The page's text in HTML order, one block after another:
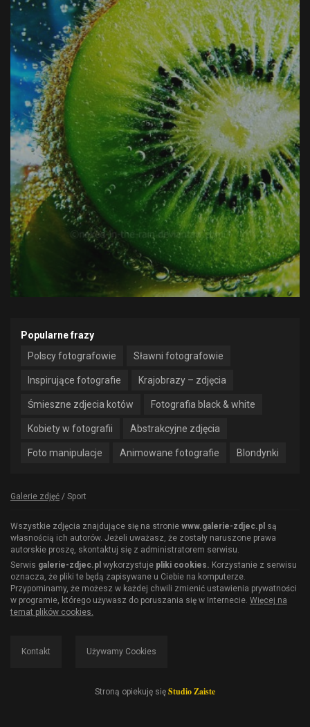
Popularne frazy
Polscy fotografowie
Sławni fotografowie
Inspirujące fotografie Krajobrazy – zdjęcia
Śmieszne zdjecia kotów Fotografia black & white
Kobiety w fotografii Abstrakcyjne zdjęcia
Foto manipulacje Animowane fotografie Blondynki
Galerie zdjęć / Sport
Wszystkie zdjęcia znajdujące się na stronie www.galerie-zdjec.pl są
własnością ich autorów. Jeżeli uważasz, że zostały naruszone prawa
autorskie proszę, skontaktuj się z administratorem serwisu.
Serwis galerie-zdjec.pl wykorzystuje pliki cookies. Korzystanie z serwisu
oznacza, że pliki te będą zapisywane u Ciebie na komputerze.
Przypominamy, że możesz w każdej chwili zmienić ustawienia prywatności
w programie, którego używasz do poruszania się w Internecie. Więcej na
temat plików cookies.
Kontakt Używamy Cookies
Stroną opiekuję się Studio Zaiste